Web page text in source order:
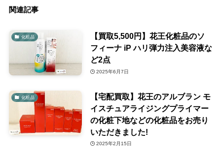
関連記事
化粧品
【買取5,500円】花王化粧品のソ
フィーナ iP ハリ弾力注入美容液な
ど2点
2025年6月7日
化粧品
【宅配買取】花王のアルブラン モ
イスチュアライジングプライマー
の化粧下地などの化粧品をお売り
いただきました!
2025年2月15日